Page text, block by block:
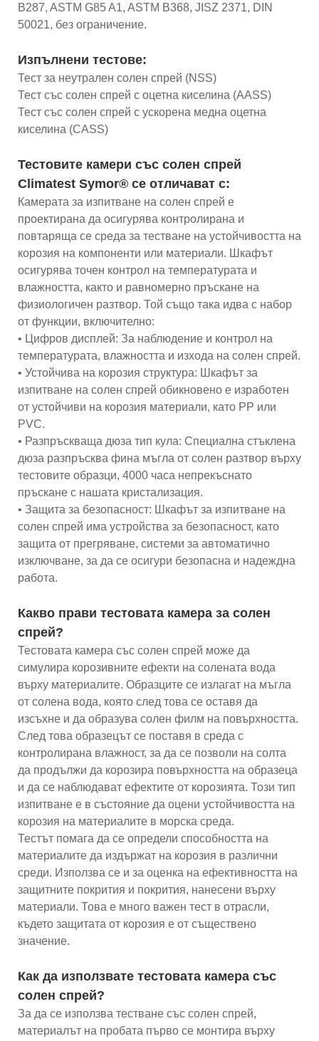
B287, ASTM G85 A1, ASTM B368, JISZ 2371, DIN
50021, без ограничение.
Изпълнени тестове:
Тест за неутрален солен спрей (NSS)
Тест със солен спрей с оцетна киселина (AASS)
Тест със солен спрей с ускорена медна оцетна
киселина (CASS)
Тестовите камери със солен спрей
Climatest Symor® се отличават с:
Камерата за изпитване на солен спрей е
проектирана да осигурява контролирана и
повтаряща се среда за тестване на устойчивостта на
корозия на компоненти или материали. Шкафът
осигурява точен контрол на температурата и
влажността, както и равномерно пръскане на
физиологичен разтвор. Той също така идва с набор
от функции, включително:
• Цифров дисплей: За наблюдение и контрол на
температурата, влажността и изхода на солен спрей.
• Устойчива на корозия структура: Шкафът за
изпитване на солен спрей обикновено е изработен
от устойчиви на корозия материали, като PP или
PVC.
• Разпръскваща дюза тип кула: Специална стъклена
дюза разпръсква фина мъгла от солен разтвор върху
тестовите образци, 4000 часа непрекъснато
пръскане с нашата кристализация.
• Защита за безопасност: Шкафът за изпитване на
солен спрей има устройства за безопасност, като
защита от прегряване, системи за автоматично
изключване, за да се осигури безопасна и надеждна
работа.
Какво прави тестовата камера за солен
спрей?
Тестовата камера със солен спрей може да
симулира корозивните ефекти на солената вода
върху материалите. Образците се излагат на мъгла
от солена вода, която след това се оставя да
изсъхне и да образува солен филм на повърхността.
След това образецът се поставя в среда с
контролирана влажност, за да се позволи на солта
да продължи да корозира повърхността на образеца
и да се наблюдават ефектите от корозията. Този тип
изпитване е в състояние да оцени устойчивостта на
корозия на материалите в морска среда.
Тестът помага да се определи способността на
материалите да издържат на корозия в различни
среди. Използва се и за оценка на ефективността на
защитните покрития и покрития, нанесени върху
материали. Това е много важен тест в отрасли,
където защитата от корозия е от съществено
значение.
Как да използвате тестовата камера със
солен спрей?
За да се използва тестване със солен спрей,
материалът на пробата първо се монтира върху